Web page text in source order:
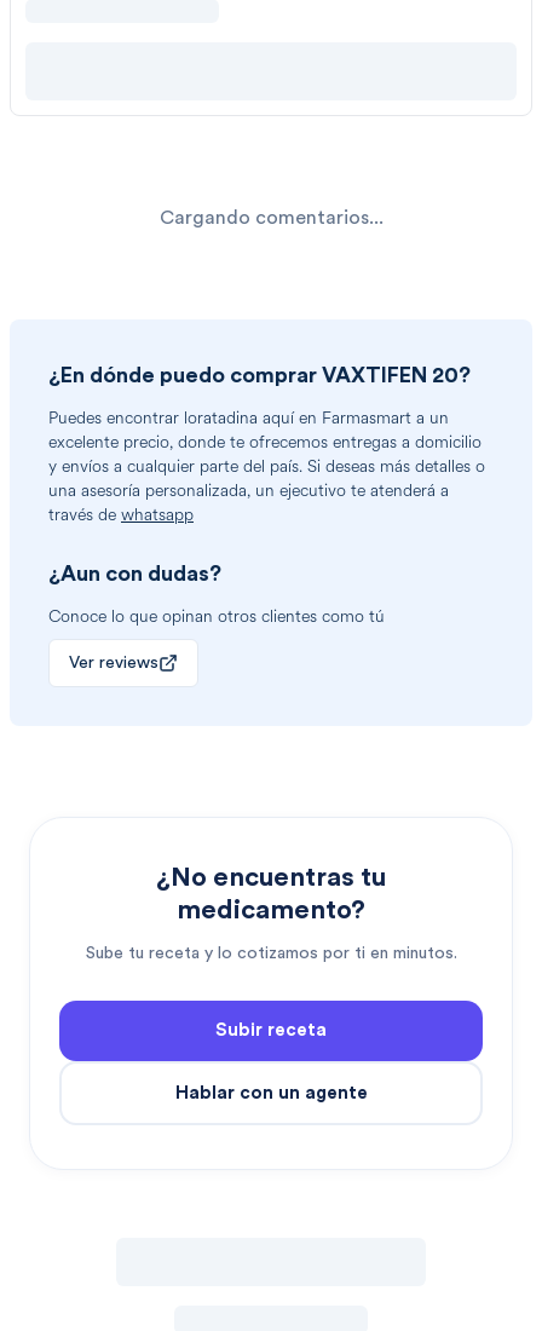
Cargando comentarios...
¿En dónde puedo comprar VAXTIFEN 20?
Puedes encontrar loratadina aquí en Farmasmart a un
excelente precio, donde te ofrecemos entregas a domicilio
y envíos a cualquier parte del país. Si deseas más detalles o
una asesoría personalizada, un ejecutivo te atenderá a
través de whatsapp
¿Aun con dudas?
Conoce lo que opinan otros clientes como tú
Ver reviews
¿No encuentras tu
medicamento?
Sube tu receta y lo cotizamos por ti en minutos.
Subir receta
Hablar con un agente